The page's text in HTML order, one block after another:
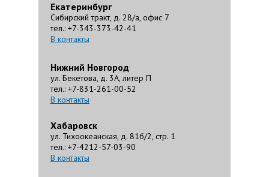
Екатеринбург
Сибирский тракт, д. 28/а, офис 7
тел.: +7-343-373-42-41
В контакты
Нижний Новгород
ул. Бекетова, д. 3А, литер П
тел.: +7-831-261-00-52
В контакты
Хабаровск
ул. Тихоокеанская, д. 81б/2, стр. 1
тел.: +7-4212-57-03-90
В контакты